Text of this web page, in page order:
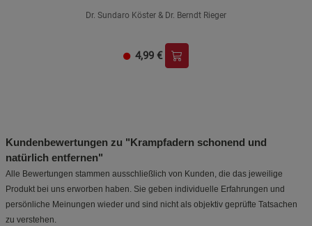
Dr. Sundaro Köster & Dr. Berndt Rieger
4,99 €
Kundenbewertungen zu "Krampfadern schonend und
natürlich entfernen"
Alle Bewertungen stammen ausschließlich von Kunden, die das jeweilige
Produkt bei uns erworben haben. Sie geben individuelle Erfahrungen und
persönliche Meinungen wieder und sind nicht als objektiv geprüfte Tatsachen
zu verstehen.